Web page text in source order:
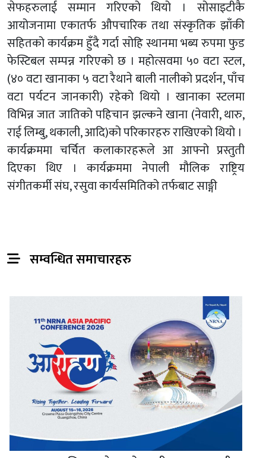
सेफहरुलाई सम्मान गरिएको थियो । सोसाइटीकै
आयोजनामा एकातर्फ औपचारिक तथा संस्कृतिक झाँकी
सहितको कार्यक्रम हुँदै गर्दा सोहि स्थानमा भब्य रुपमा फुड
फेस्टिबल सम्पन्न गरिएको छ । महोत्सवमा ५० वटा स्टल,
(४० वटा खानाका ५ वटा रैथाने बाली नालीको प्रदर्शन, पाँच
वटा पर्यटन जानकारी) रहेको थियो । खानाका स्टलमा
विभिन्न जात जातिको पहिचान झल्कने खाना (नेवारी, थारु,
राई लिम्बु, थकाली, आदि)को परिकारहरु राखिएको थियो ।
कार्यक्रममा चर्चित कलाकारहरूले आ आफ्नो प्रस्तुती
दिएका थिए । कार्यक्रममा नेपाली मौलिक राष्ट्रिय
संगीतकर्मी संघ, रसुवा कार्यसमितिको तर्फबाट साङ्गी
सम्वन्धित समाचारहरु